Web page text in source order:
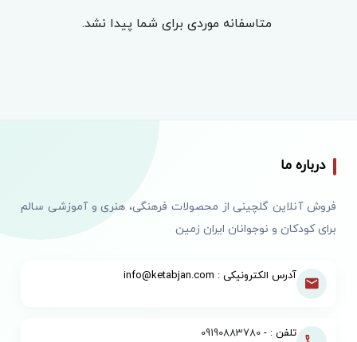
متاسفانه موردی برای شما پیدا نشد.
درباره ما
فروش آنلاین گلچینی از محصولات فرهنگی، هنری و آموزشی سالم
برای کودکان و نوجوانان ایران زمین
آدرس الکترونیکی : info@ketabjan.com
تلفن : -09190883780